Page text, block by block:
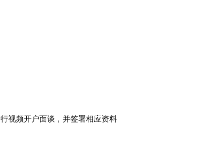
视频开户面谈，并签署相应资料